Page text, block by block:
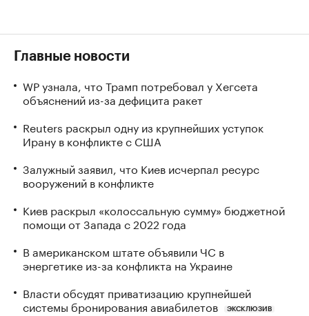
Главные новости
WP узнала, что Трамп потребовал у Хегсета
объяснений из-за дефицита ракет
Reuters раскрыл одну из крупнейших уступок
Ирану в конфликте с США
Залужный заявил, что Киев исчерпал ресурс
вооружений в конфликте
Киев раскрыл «колоссальную сумму» бюджетной
помощи от Запада с 2022 года
В американском штате объявили ЧС в
энергетике из-за конфликта на Украине
Власти обсудят приватизацию крупнейшей
системы бронирования авиабилетов
ЭКСКЛЮЗИВ